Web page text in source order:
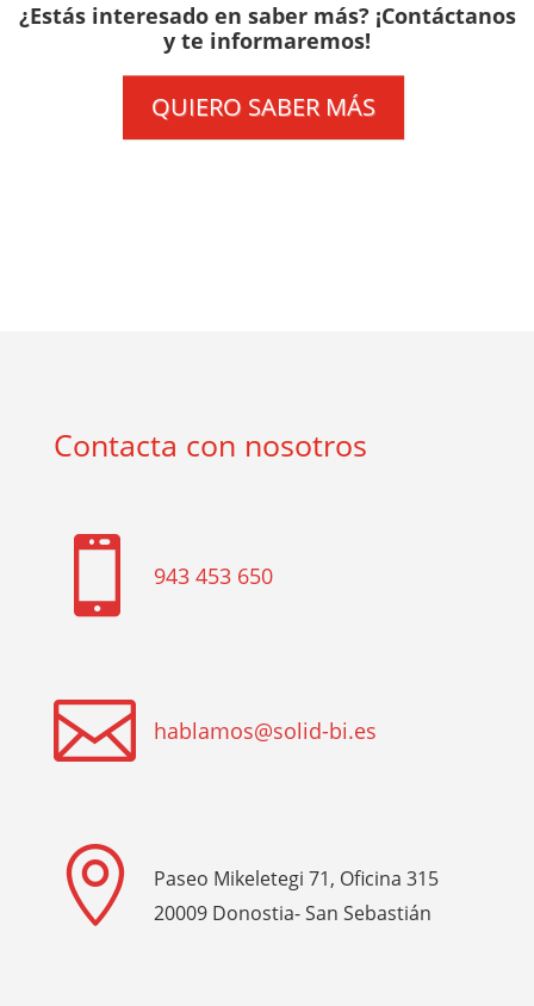
¿Estás interesado en saber más? ¡Contáctanos
y te informaremos!
QUIERO SABER MÁS
Contacta con nosotros
 943 453 650
 hablamos@solid-bi.es

Paseo Mikeletegi 71, Oficina 315
20009 Donostia- San Sebastián